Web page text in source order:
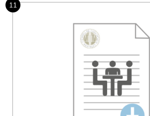
11